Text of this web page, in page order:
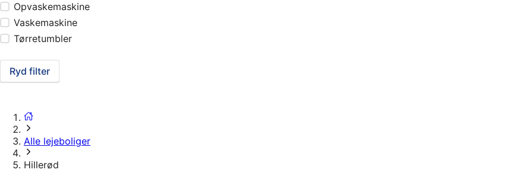
Opvaskemaskine
Vaskemaskine
Tørretumbler
Ryd filter
Alle lejeboliger
Hillerød